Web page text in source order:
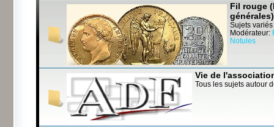
Fil rouge
générales)
Sujets variés
Modérateur:
Notules
Vie de
Tous les sujets autour